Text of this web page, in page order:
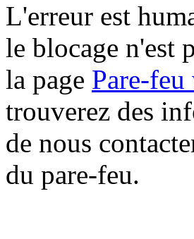
L'erreur est
le blocage n'est
la page Pare-
trouverez des
de nous
du pare-feu.